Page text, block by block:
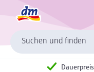
Suchen und finden